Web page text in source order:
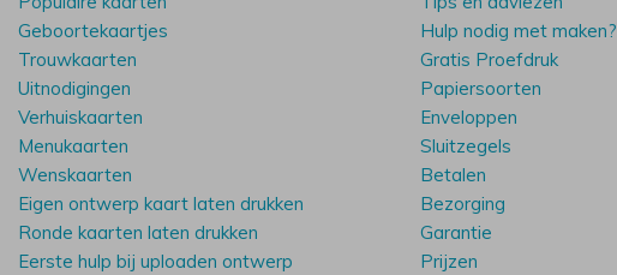
Geboortekaartjes
Trouwkaarten
Uitnodigingen
Verhuiskaarten
Menukaarten
Wenskaarten
Eigen ontwerp kaart laten drukken
Ronde kaarten laten drukken
Eerste hulp bij uploaden ontwerp
Hulp nodig met maken?
Gratis Proefdruk
Papiersoorten
Enveloppen
Sluitzegels
Betalen
Bezorging
Garantie
Prijzen